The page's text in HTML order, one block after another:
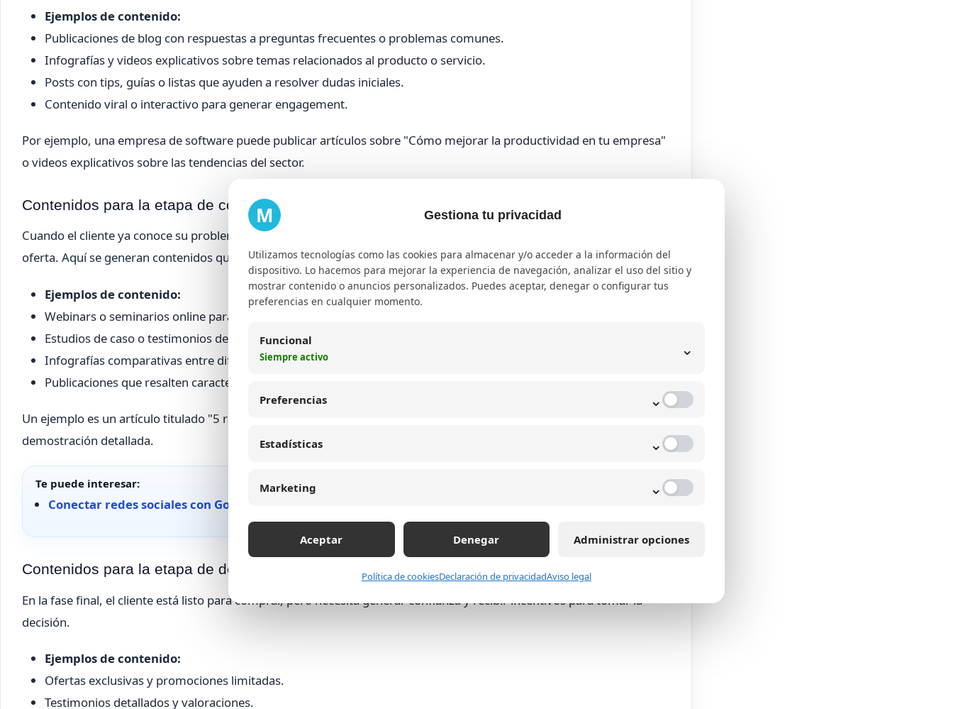
Ejemplos de contenido:
Publicaciones de blog con respuestas a preguntas frecuentes o problemas comunes.
Infografías y videos explicativos sobre temas relacionados al producto o servicio.
Posts con tips, guías o listas que ayuden a resolver dudas iniciales.
Contenido viral o interactivo para generar engagement.
Por ejemplo, una empresa de software puede publicar artículos sobre "Cómo mejorar la productividad en tu empresa"
o videos explicativos sobre las tendencias del sector.
Contenidos para la etapa de consideración
Cuando el cliente ya conoce su problemática y busca soluciones, el contenido debe profundizar, educar y diferenciar la
oferta. Aquí se generan contenidos que muestran beneficios, casos de éxito y comparativas.
Ejemplos de contenido:
Webinars o seminarios online para explicar funcionalidades o ventajas.
Estudios de caso o testimonios de clientes satisfechos.
Infografías comparativas entre diferentes soluciones.
Publicaciones que resalten características únicas y valor agregado.
Un ejemplo es un artículo titulado "5 razones para elegir nuestra plataforma frente a la competencia" o videos de
demostración detallada.
Te puede interesar:
Conectar redes sociales con Google Search Console: Guía completa para maximizar tu presencia digital
Contenidos para la etapa de decisión
En la fase final, el cliente está listo para comprar, pero necesita generar confianza y recibir incentivos para tomar la
decisión.
Ejemplos de contenido:
Ofertas exclusivas y promociones limitadas.
Testimonios detallados y valoraciones.
M Gestiona tu privacidad
Utilizamos tecnologías como las cookies para almacenar y/o acceder a la información del
dispositivo. Lo hacemos para mejorar la experiencia de navegación, analizar el uso del sitio y
mostrar contenido o anuncios personalizados. Puedes aceptar, denegar o configurar tus
preferencias en cualquier momento.
Funcional
Siempre activo ⌄
Preferencias ⌄
Estadísticas ⌄
Marketing ⌄
Aceptar Denegar Administrar opciones
Política de cookiesDeclaración de privacidadAviso legal